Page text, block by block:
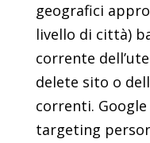
geografici
livello di città)
corrente
delete sito o
correnti.
targeting